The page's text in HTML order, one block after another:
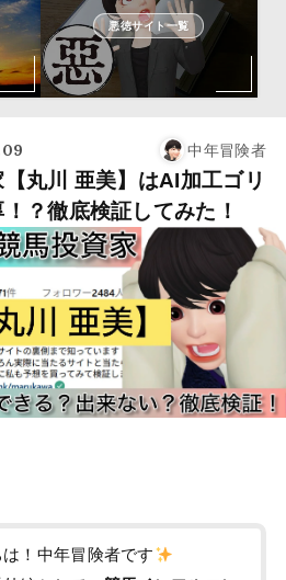
悪徳サイト一覧
中年冒険者
丸川 亜美】はAI加工ゴリ
？徹底検証してみた！
は！中年冒険者です